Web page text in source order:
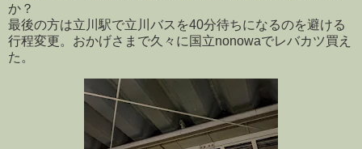
か？
最後の方は立川駅で立川バスを40分待ちになるのを避ける
行程変更。おかげさまで久々に国立nonowaでレバカツ買え
た。